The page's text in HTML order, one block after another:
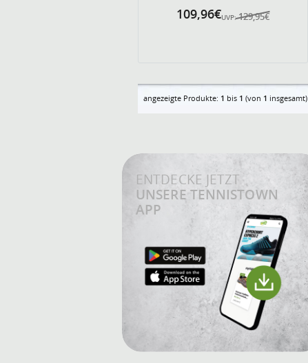
UVP: 129,95€
109,96€
angezeigte Produkte: 1 bis 1 (von 1 insgesamt)
ENTDECKE JETZT
UNSERE TENNISTOWN
APP